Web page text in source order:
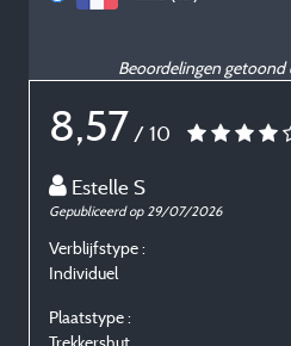
Beoordelingen
8,57 / 10
Estelle S
Gepubliceerd op 29/07/2026
Verblijfstype :
Individuel
Plaatstype :
Trekkershut